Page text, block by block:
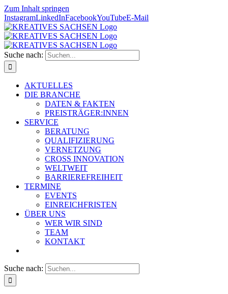
Zum Inhalt springen
InstagramLinkedInFacebookYouTubeE-Mail
Suche nach:
AKTUELLES
DIE BRANCHE
DATEN & FAKTEN
PREISTRÄGER:INNEN
SERVICE
BERATUNG
QUALIFIZIERUNG
VERNETZUNG
CROSS INNOVATION
WELTWEIT
BARRIEREFREIHEIT
TERMINE
EVENTS
EINREICHFRISTEN
ÜBER UNS
WER WIR SIND
TEAM
KONTAKT
Suche nach: